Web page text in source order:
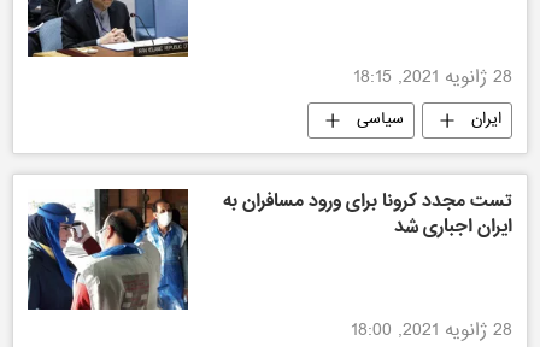
28 ژانویه 2021, 18:15
ایران سیاسی
تست مجدد کرونا برای ورود مسافران به
ایران اجباری شد
28 ژانویه 2021, 18:00